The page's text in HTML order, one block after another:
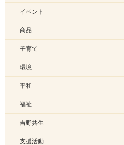
イベント
商品
子育て
環境
平和
福祉
吉野共生
支援活動